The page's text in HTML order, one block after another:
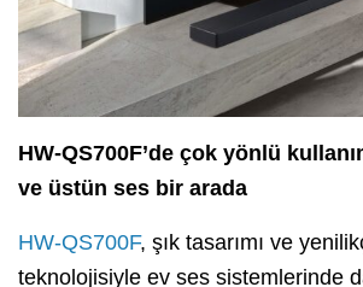
HW-QS700F’de çok yönlü
ve üstün ses bir arada
HW-QS700F, şık tasarımı ve
teknolojisiyle ev ses sistemlerinde